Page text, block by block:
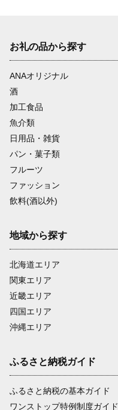
お礼の品から探す
ANAオリジナル
酒
加工食品
魚介類
日用品・雑貨
パン・菓子類
フルーツ
ファッション
飲料(酒以外)
地域から探す
北海道エリア
関東エリア
近畿エリア
四国エリア
沖縄エリア
ふるさと納税ガイド
ふるさと納税の基本ガイド
ワンストップ特例制度ガイド